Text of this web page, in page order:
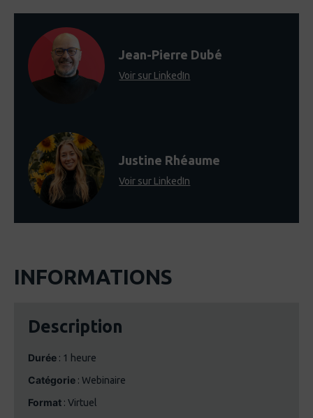
Jean-Pierre Dubé
Voir sur LinkedIn
Justine Rhéaume
Voir sur LinkedIn
INFORMATIONS
Description
Durée : 1 heure
Catégorie : Webinaire
Format : Virtuel